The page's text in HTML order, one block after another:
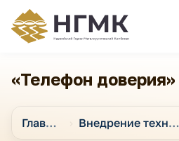
«Телефон
Главная Внедрение технологий массовых коммуникаций